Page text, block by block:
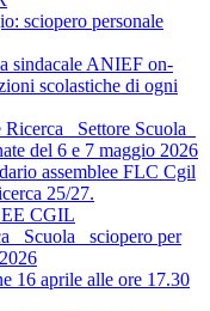
sciopero personale
sindacale ANIEF on-
scolastiche di ogni
Settore Scuola_
del 6 e 7 maggio 2026
assemblee FLC Cgil
25/27.
CGIL
Scuola_ sciopero per
16 aprile alle ore 17.30